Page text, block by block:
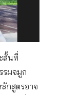
สั้นที่
รมจมูก
กสูตรอาจ